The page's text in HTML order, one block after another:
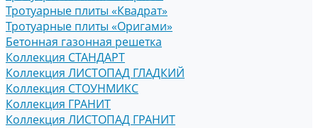
Тротуарные плиты «Квадрат»
Тротуарные плиты «Оригами»
Бетонная газонная решетка
Коллекция СТАНДАРТ
Коллекция ЛИСТОПАД ГЛАДКИЙ
Коллекция СТОУНМИКС
Коллекция ГРАНИТ
Коллекция ЛИСТОПАД ГРАНИТ